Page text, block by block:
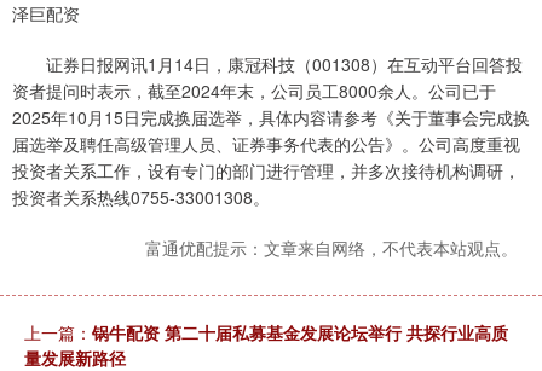
泽巨配资
证券日报网讯1月14日，康冠科技（001308）在互动平台回答投
资者提问时表示，截至2024年末，公司员工8000余人。公司已于
2025年10月15日完成换届选举，具体内容请参考《关于董事会完成换
届选举及聘任高级管理人员、证券事务代表的公告》。公司高度重视
投资者关系工作，设有专门的部门进行管理，并多次接待机构调研，
投资者关系热线0755-33001308。
富通优配提示：文章来自网络，不代表本站观点。
上一篇： 锅牛配资 第二十届私募基金发展论坛举行 共探行业高质
量发展新路径